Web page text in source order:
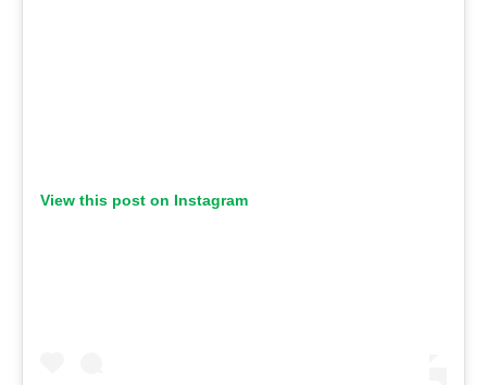
View this post on Instagram